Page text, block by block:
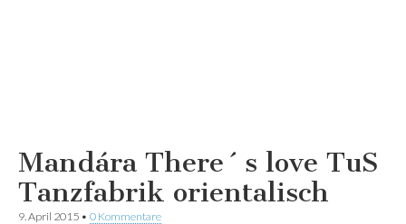
Mandára There´s love TuS
Tanzfabrik orientalisch
9. April 2015 • 0 Kommentare